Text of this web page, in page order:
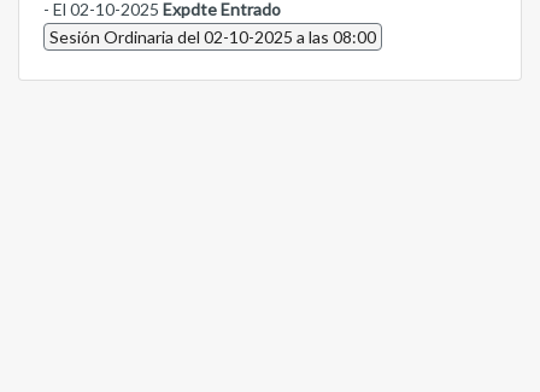
- El 02-10-2025 Expdte Entrado
Sesión Ordinaria del 02-10-2025 a las 08:00